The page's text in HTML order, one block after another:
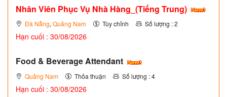
Nhân Viên Phục Vụ Nhà Hàng_(Tiếng Trung)
Đà Nẵng, Quảng Nam Tùy chỉnh Số lượng : 2
Hạn cuối : 30/08/2026
Food & Beverage Attendant
Quảng Nam Thỏa thuận Số lượng : 4
Hạn cuối : 30/08/2026